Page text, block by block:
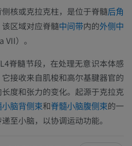
核或克拉克柱，是位于脊髓后角
区域对应脊髓中间带内的外侧中
）。
脊髓节段，在处理无意识本体感
接收来自肌梭和高尔基腱器官的
度和张力的变化。起源于克拉克
脑背侧束和脊髓小脑腹侧束的一
至小脑，以协调运动功能。